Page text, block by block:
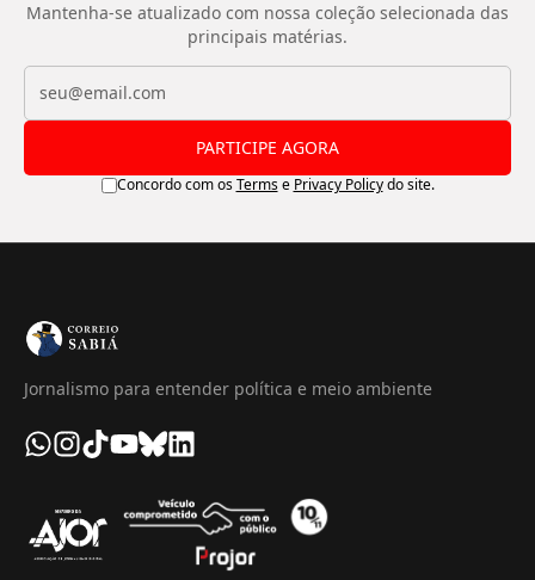
Mantenha-se atualizado com nossa coleção selecionada das
principais matérias.
PARTICIPE AGORA
Concordo com osTermse Privacy Policydo site.
Jornalismo para entender política e meio ambiente